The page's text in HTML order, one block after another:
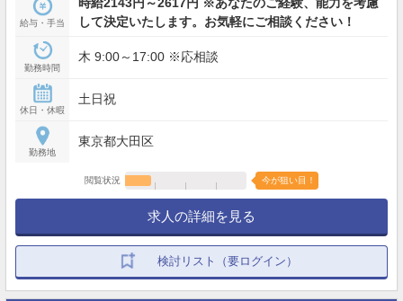
給与・手当
して決定いたします。お気軽にご相談ください！
勤務時間
木 9:00～17:00 ※応相談
休日・休暇
土日祝
勤務地
東京都大田区
閲覧状況 今が狙い目！
求人の詳細を見る
検討リスト（要ログイン）